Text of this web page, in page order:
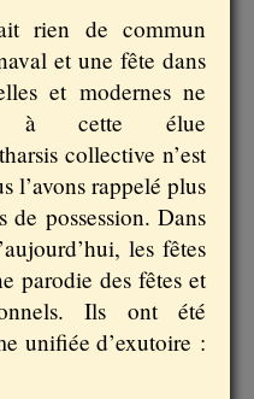
rien de commun
et une fête dans
et modernes ne
à cette élue
collective n’est
l’avons rappelé plus
de possession. Dans
les fêtes
parodie des fêtes et
Ils ont été
unifiée d’exutoire :